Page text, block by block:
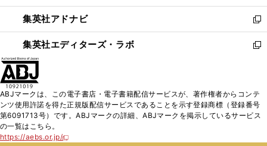
開
く
ウ
で
開
く
ン
ド
ウ
で
ウ
ィ
ン
ド
く
集英社アドナビ
新
し
い
ド
ウ
で
集英社エディターズ・ラボ
新
ィ
ン
ABJマークは、この電子書店・電子書籍配信サービスが、著作権者からコンテ
ンツ使用許諾を得た正規版配信サービスであることを示す登録商標（登録番号
第6091713号）です。ABJマークの詳細、ABJマークを掲示しているサービス
の一覧はこちら。
https://aebs.or.jp/
新